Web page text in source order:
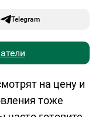
Telegram
на цену и
тоже